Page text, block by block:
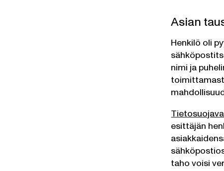
Asian
Henkilö oli
nimi ja
esittäjän
taho voisi